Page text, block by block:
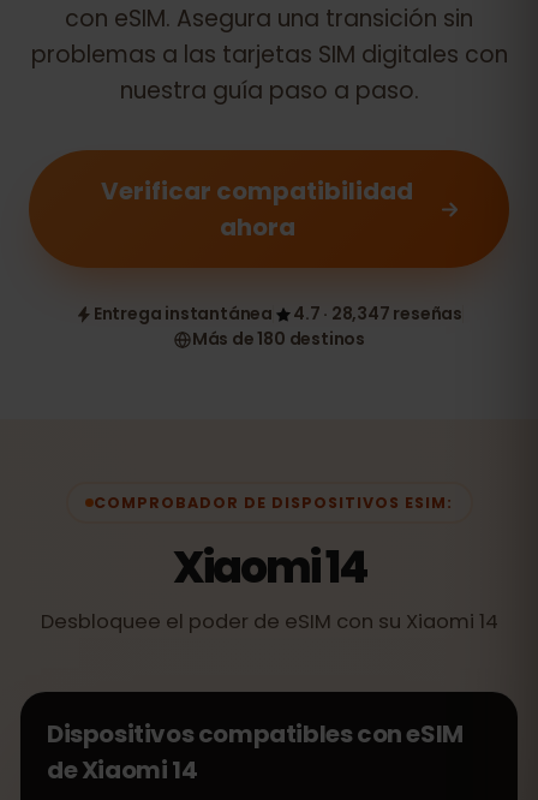
con eSIM. Asegura una transición sin
problemas a las tarjetas SIM digitales con
nuestra guía paso a paso.
Verificar compatibilidad
ahora
Entrega instantánea
4.7 · 28,347 reseñas
Más de 180 destinos
COMPROBADOR DE DISPOSITIVOS ESIM:
Xiaomi 14
Desbloquee el poder de eSIM con su Xiaomi 14
Dispositivos compatibles con eSIM
deXiaomi 14